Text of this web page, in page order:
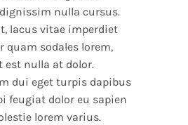
nulla cursus.
lacus vitae imperdiet
quam sodales lorem,
est nulla at dolor.
dui eget turpis dapibus
feugiat dolor eu sapien
lorem varius.